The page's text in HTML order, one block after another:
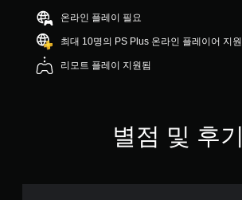
온라인 플레이 필요
최대 10명의 PS Plus 온라인 플레이어 지원
리모트 플레이 지원됨
별점 및 후기